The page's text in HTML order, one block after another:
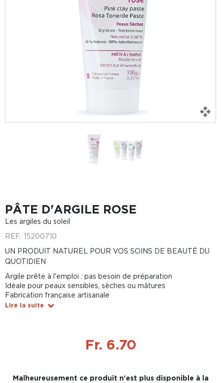
PÂTE D'ARGILE ROSE
Les argiles du soleil
REF. 15200710
UN PRODUIT NATUREL POUR VOS SOINS DE BEAUTÉ DU
QUOTIDIEN
Argile prête à l'emploi : pas besoin de préparation
Idéale pour peaux sensibles, sèches ou mâtures
Fabrication française artisanale
Lire la suite
Fr. 6.70
Malheureusement ce produit n'est plus disponible à la